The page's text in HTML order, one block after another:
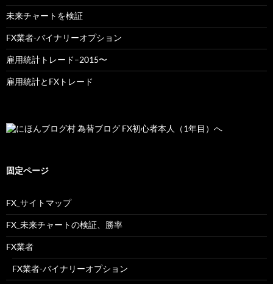
未来チャートを検証
FX業者-バイナリーオプション
雇用統計トレード–2015〜
雇用統計とFXトレード
固定ページ
FX_サイトマップ
FX_未来チャートの検証、勝率
FX業者
FX業者-バイナリーオプション